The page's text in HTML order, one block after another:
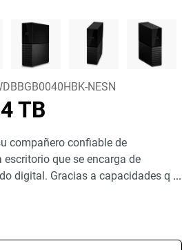
NESN
TB
compañero confiable de
que se encarga de
digital. Gracias a capacidades q ...